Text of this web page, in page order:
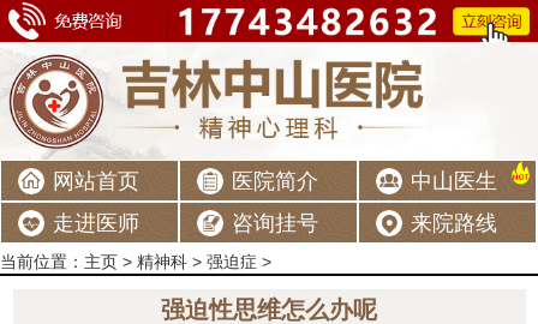
网站首页 医院简介
中山医生
走进医师
咨询挂号 来院路线
当前位置： 主页 > 精神科 > 强迫症 >
强迫性思维怎么办呢